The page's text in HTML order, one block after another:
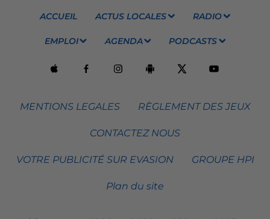
ACCUEIL ACTUS LOCALES RADIO
EMPLOI AGENDA PODCASTS
MENTIONS LEGALES RÈGLEMENT DES JEUX
CONTACTEZ NOUS
VOTRE PUBLICITÉ SUR EVASION GROUPE HPI
Plan du site